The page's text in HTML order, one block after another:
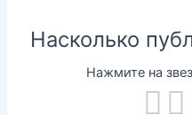
Насколько
Нажмите на